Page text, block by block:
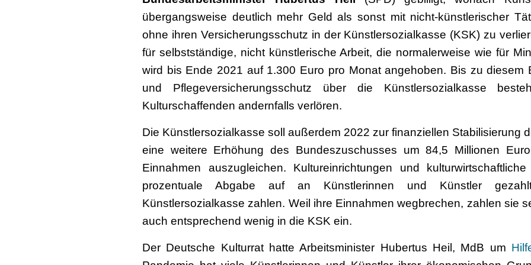
übergangsweise deutlich mehr Geld als sonst mit nicht-künstlerischer
ohne ihren Versicherungsschutz in der Künstlersozialkasse (KSK) zu
für selbstständige, nicht künstlerische Arbeit, die normalerweise wie für
wird bis Ende 2021 auf 1.300 Euro pro Monat angehoben. Bis zu diesem
und Pflegeversicherungsschutz über die Künstlersozialkasse
Kulturschaffenden andernfalls verlören.
Die Künstlersozialkasse soll außerdem 2022 zur finanziellen Stabilisierung
eine weitere Erhöhung des Bundeszuschusses um 84,5 Millionen
Einnahmen auszugleichen. Kultureinrichtungen und
prozentuale Abgabe auf an Künstlerinnen und Künstler
Künstlersozialkasse zahlen. Weil ihre Einnahmen wegbrechen, zahlen sie
auch entsprechend wenig in die KSK ein.
Der Deutsche Kulturrat hatte Arbeitsminister Hubertus Heil, MdB um